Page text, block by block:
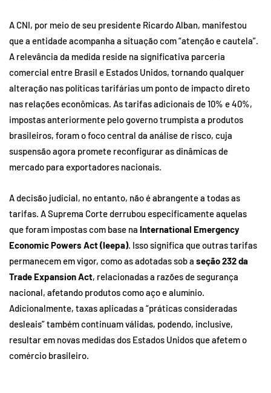
A CNI, por meio de seu presidente Ricardo Alban, manifestou
que a entidade acompanha a situação com “atenção e cautela”.
A relevância da medida reside na significativa parceria
comercial entre Brasil e Estados Unidos, tornando qualquer
alteração nas políticas tarifárias um ponto de impacto direto
nas relações econômicas. As tarifas adicionais de 10% e 40%,
impostas anteriormente pelo governo trumpista a produtos
brasileiros, foram o foco central da análise de risco, cuja
suspensão agora promete reconfigurar as dinâmicas de
mercado para exportadores nacionais.
A decisão judicial, no entanto, não é abrangente a todas as
tarifas. A Suprema Corte derrubou especificamente aquelas
que foram impostas com base na International Emergency
Economic Powers Act (Ieepa). Isso significa que outras tarifas
permanecem em vigor, como as adotadas sob a seção 232 da
Trade Expansion Act, relacionadas a razões de segurança
nacional, afetando produtos como aço e alumínio.
Adicionalmente, taxas aplicadas a “práticas consideradas
desleais” também continuam válidas, podendo, inclusive,
resultar em novas medidas dos Estados Unidos que afetem o
comércio brasileiro.